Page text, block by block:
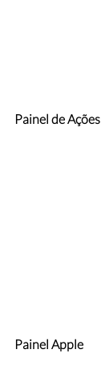
Painel de Ações
Painel Apple